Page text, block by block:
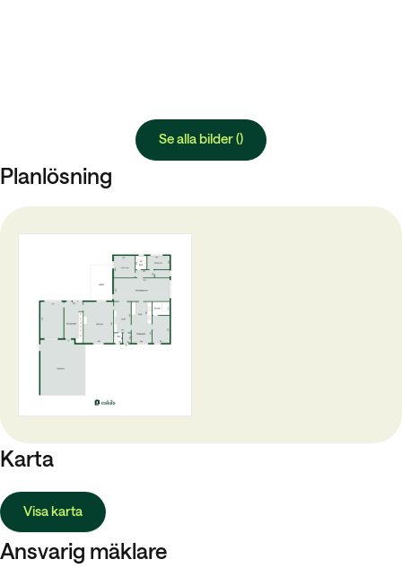
Se alla bilder ()
Planlösning
Karta
Visa karta
Ansvarig mäklare